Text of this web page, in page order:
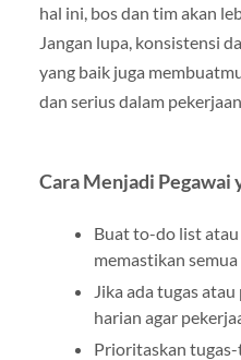
hal ini, bos dan tim akan
Jangan lupa, konsistensi
yang baik juga
dan serius dalam pekerjaan.
Cara Menjadi Pegawai
Buat to-do list
memastikan
Jika ada tugas
harian agar
Prioritaskan